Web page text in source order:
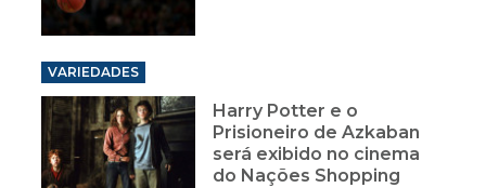
VARIEDADES
Harry Potter e o
Prisioneiro de Azkaban
será exibido no cinema
do Nações Shopping